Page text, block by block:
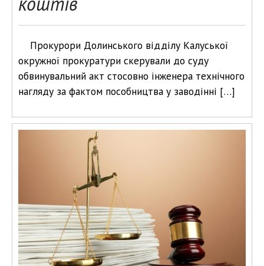
Прокурори Долинського відділу Калуської
окружної прокуратури скерували до суду
обвинувальний акт стосовно інженера технічного
нагляду за фактом пособництва у заводінні […]